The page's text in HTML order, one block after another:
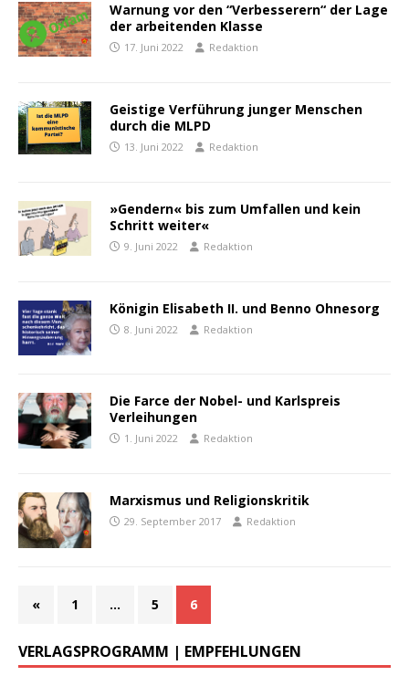
Warnung vor den “Verbesserern“ der Lage
der arbeitenden Klasse
17. Juni 2022 Redaktion
Geistige Verführung junger Menschen
durch die MLPD
13. Juni 2022 Redaktion
»Gendern« bis zum Umfallen und kein
Schritt weiter«
9. Juni 2022 Redaktion
Königin Elisabeth II. und Benno Ohnesorg
8. Juni 2022 Redaktion
Die Farce der Nobel- und Karlspreis
Verleihungen
1. Juni 2022 Redaktion
Marxismus und Religionskritik
29. September 2017 Redaktion
« 1 … 5 6
VERLAGSPROGRAMM | EMPFEHLUNGEN